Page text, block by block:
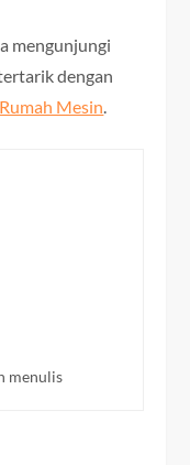
mengunjungi
dengan
Rumah Mesin.
menulis